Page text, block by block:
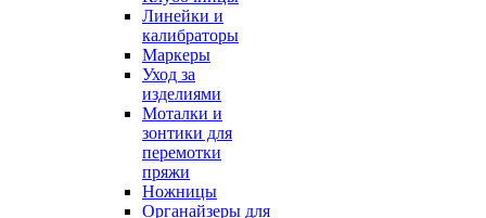
Линейки и
калибраторы
Маркеры
Уход за
изделиями
Моталки и
зонтики для
перемотки
пряжи
Ножницы
Органайзеры для